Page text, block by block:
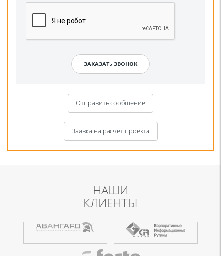
Отправить сообщение
Заявка на расчет проекта
НАШИ
КЛИЕНТЫ